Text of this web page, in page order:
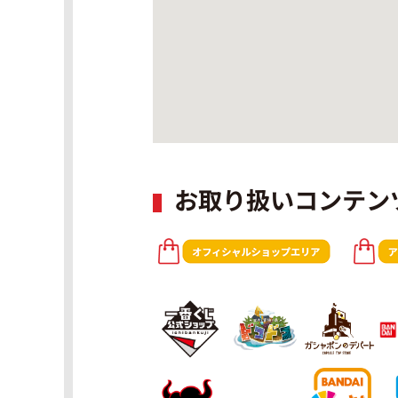
お取り扱いコンテン